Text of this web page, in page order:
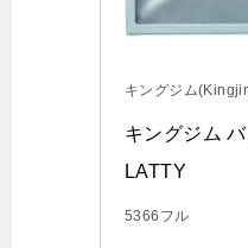
キングジム
キングジム
LATTY
5366フル